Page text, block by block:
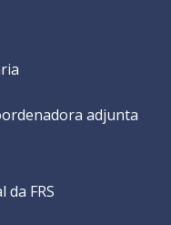
adjunta
FRS